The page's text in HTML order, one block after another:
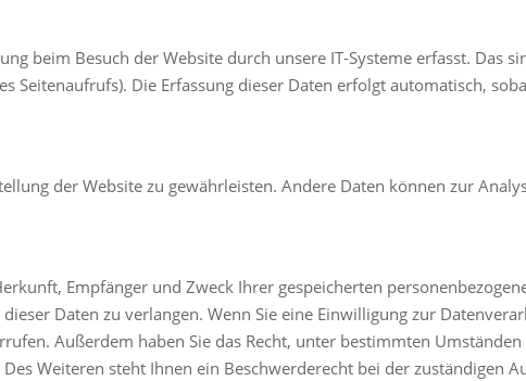
beim Besuch der Website durch unsere IT-Systeme erfasst. Das
Seitenaufrufs). Die Erfassung dieser Daten erfolgt automatisch,
der Website zu gewährleisten. Andere Daten können zur
Empfänger und Zweck Ihrer gespeicherten
Daten zu verlangen. Wenn Sie eine Einwilligung zur
Außerdem haben Sie das Recht, unter bestimmten
Weiteren steht Ihnen ein Beschwerderecht bei der zuständigen